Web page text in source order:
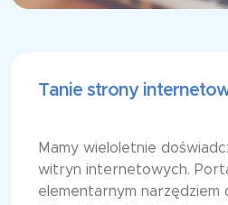
Tanie strony
Mamy wieloletnie
witryn internetowych.
elementarnym narzędziem